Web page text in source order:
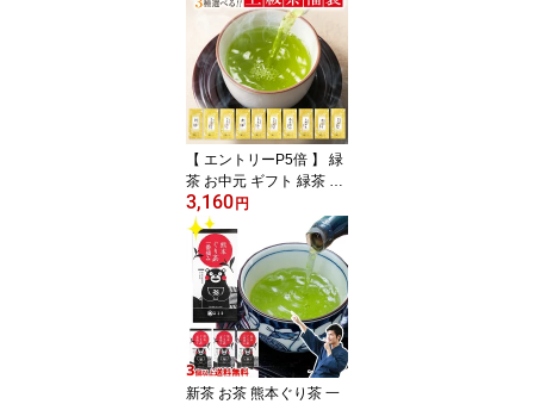
無料 熊本地震 支援 熊本
県 【 ギフト お供え 誕生
日 あさつゆ 煎茶 日本茶
美味しい 緑茶 茶葉 深蒸
し茶 ぐり茶 知覧茶 八女
茶 嬉野茶 鹿児島茶 仏事
お供え 】 プレゼント
【 エントリーP5倍 】 緑
茶 お中元 ギフト 緑茶 お
茶 プレゼント 2026 品種
別に選ぶ上級茶福袋 3個
入 300g 送料無料 熊本地
震 支援 熊本県 【 2026年
鹿児島茶 知覧茶 さえみ
どり あさつゆ ゆたかみ
どり 深蒸し 煎茶 緑茶 茶
葉 日本茶 お茶の葉 お茶
葉 高級 70代 80代 】
3,160円
新茶 お茶 熊本ぐり茶 一